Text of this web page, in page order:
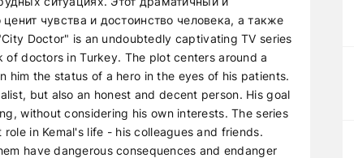
чувства и достоинство человека, а также
Doctor" is an undoubtedly captivating TV series
doctors in Turkey. The plot centers around a
him the status of a hero in the eyes of his patients.
but also an honest and decent person. His goal
without considering his own interests. The series
in Kemal's life - his colleagues and friends.
have dangerous consequences and endanger